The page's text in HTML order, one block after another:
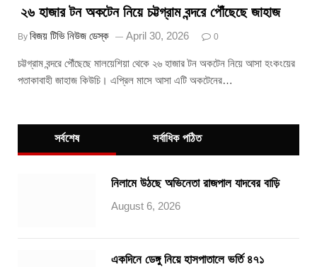
২৬ হাজার টন অকটেন নিয়ে চট্টগ্রাম বন্দরে পৌঁছেছে জাহাজ
By বিজয় টিভি নিউজ ডেস্ক April 30, 2026 0
চট্টগ্রাম বন্দরে পৌঁছেছে মালয়েশিয়া থেকে ২৬ হাজার টন অকটেন নিয়ে আসা হংকংয়ের
পতাকাবাহী জাহাজ কিউচি। এপ্রিল মাসে আসা এটি অকটেনের…
সর্বশেষ সর্বাধিক পঠিত
নিলামে উঠছে অভিনেতা রাজপাল যাদবের বাড়ি
August 6, 2026
একদিনে ডেঙ্গু নিয়ে হাসপাতালে ভর্তি ৪৭১